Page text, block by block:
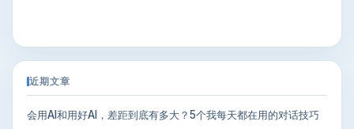
近期文章
会用AI和用好AI，差距到底有多大？5个我每天都在用的对话技巧